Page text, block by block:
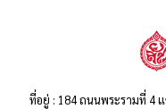
ที่อยู่ : 184 ถนนพระรามที่ 4